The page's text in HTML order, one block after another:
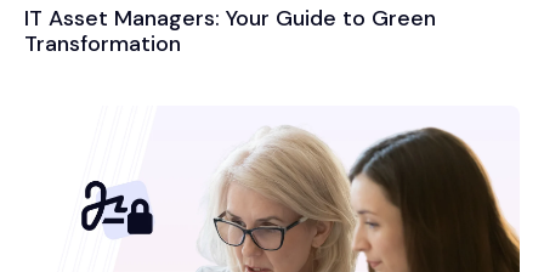
IT Asset Managers: Your Guide to Green
Transformation